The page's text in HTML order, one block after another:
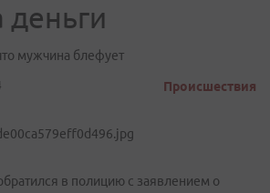
деньги
мужчина блефует
Происшествия
в полицию с заявлением о